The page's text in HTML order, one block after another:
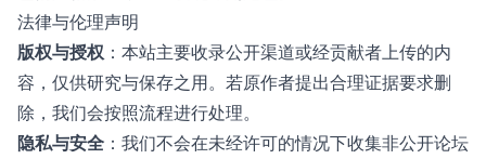
法律与伦理声明
版权与授权 ：本站主要收录公开渠道或经贡献者上传的内
容，仅供研究与保存之用。若原作者提出合理证据要求删
除，我们会按照流程进行处理。
隐私与安全 ：我们不会在未经许可的情况下收集非公开论坛